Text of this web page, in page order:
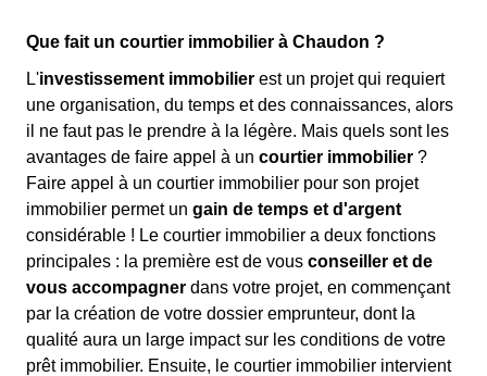
Que fait un courtier immobilier à Chaudon ?
L'investissement immobilier est un projet qui requiert
une organisation, du temps et des connaissances, alors
il ne faut pas le prendre à la légère. Mais quels sont les
avantages de faire appel à un courtier immobilier ?
Faire appel à un courtier immobilier pour son projet
immobilier permet un gain de temps et d'argent
considérable ! Le courtier immobilier a deux fonctions
principales : la première est de vous conseiller et de
vous accompagner dans votre projet, en commençant
par la création de votre dossier emprunteur, dont la
qualité aura un large impact sur les conditions de votre
prêt immobilier. Ensuite, le courtier immobilier intervient